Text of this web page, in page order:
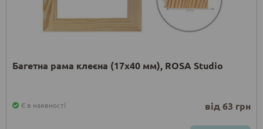
Багетна рама клеєна (17х40 мм), ROSA Studio
Є в наявності від 63 грн